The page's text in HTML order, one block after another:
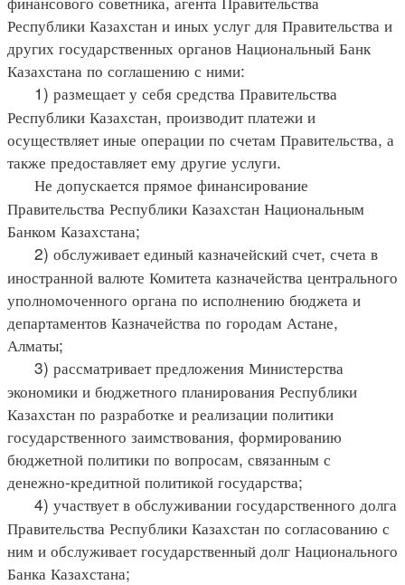
Республики Казахстан и иных услуг для Правительства и
других государственных органов Национальный Банк
Казахстана по соглашению с ними:
1) размещает у себя средства Правительства
Республики Казахстан, производит платежи и
осуществляет иные операции по счетам Правительства, а
также предоставляет ему другие услуги.
Не допускается прямое финансирование
Правительства Республики Казахстан Национальным
Банком Казахстана;
2) обслуживает единый казначейский счет, счета в
иностранной валюте Комитета казначейства центрального
уполномоченного органа по исполнению бюджета и
департаментов Казначейства по городам Астане,
Алматы;
3) рассматривает предложения Министерства
экономики и бюджетного планирования Республики
Казахстан по разработке и реализации политики
государственного заимствования, формированию
бюджетной политики по вопросам, связанным с
денежно-кредитной политикой государства;
4) участвует в обслуживании государственного долга
Правительства Республики Казахстан по согласованию с
ним и обслуживает государственный долг Национального
Банка Казахстана;